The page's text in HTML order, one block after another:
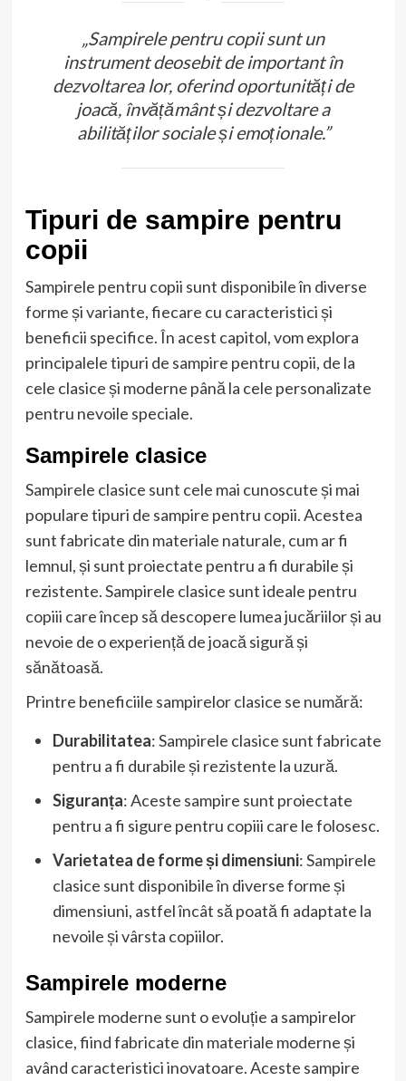
„Sampirele pentru copii sunt un
instrument deosebit de important în
dezvoltarea lor, oferind oportunități de
joacă, învățământ și dezvoltare a
abilităților sociale și emoționale.”
Tipuri de sampire pentru
copii
Sampirele pentru copii sunt disponibile în diverse
forme și variante, fiecare cu caracteristici și
beneficii specifice. În acest capitol, vom explora
principalele tipuri de sampire pentru copii, de la
cele clasice și moderne până la cele personalizate
pentru nevoile speciale.
Sampirele clasice
Sampirele clasice sunt cele mai cunoscute și mai
populare tipuri de sampire pentru copii. Acestea
sunt fabricate din materiale naturale, cum ar fi
lemnul, și sunt proiectate pentru a fi durabile și
rezistente. Sampirele clasice sunt ideale pentru
copiii care încep să descopere lumea jucăriilor și au
nevoie de o experiență de joacă sigură și
sănătoasă.
Printre beneficiile sampirelor clasice se numără:
Durabilitatea: Sampirele clasice sunt fabricate
pentru a fi durabile și rezistente la uzură.
Siguranța: Aceste sampire sunt proiectate
pentru a fi sigure pentru copiii care le folosesc.
Varietatea de forme și dimensiuni: Sampirele
clasice sunt disponibile în diverse forme și
dimensiuni, astfel încât să poată fi adaptate la
nevoile și vârsta copiilor.
Sampirele moderne
Sampirele moderne sunt o evoluție a sampirelor
clasice, fiind fabricate din materiale moderne și
având caracteristici inovatoare. Aceste sampire